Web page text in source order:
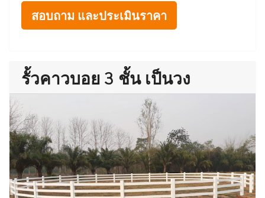
สอบถาม และประเมินราคา
รั้วคาวบอย 3 ชั้น เป็นวง